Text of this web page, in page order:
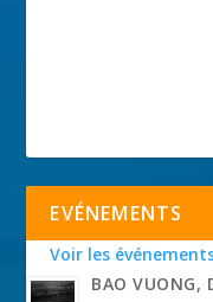
EVÉNEMENTS
Voir les
BAO VUONG,